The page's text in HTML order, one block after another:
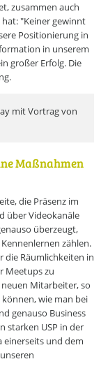
zusammen auch
"Keiner gewinnt
Positionierung in
in unserem
großer Erfolg. Die
mit Vortrag von
Maßnahmen
die Präsenz im
über Videokanäle
überzeugt,
zählen.
die Räumlichkeiten in
Meetups zu
Mitarbeiter, so
wie man bei
genauso Business
starken USP in der
einerseits und dem